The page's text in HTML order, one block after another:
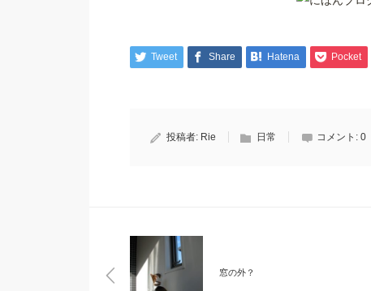
Tweet Share Hatena Pocket
投稿者: Rie 日常 コメント: 0
窓の外？